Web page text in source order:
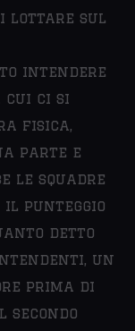
lottare sul
intendere
ci si
fisica,
parte e
le squadre
il punteggio
detto
un
prima di
secondo